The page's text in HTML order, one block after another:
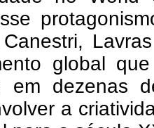
global
em dezenas
a